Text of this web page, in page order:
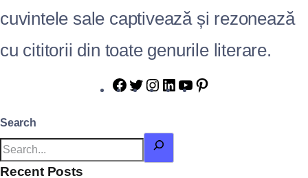
cuvintele sale captivează și rezonează
cu cititorii din toate genurile literare.
Search
Recent Posts